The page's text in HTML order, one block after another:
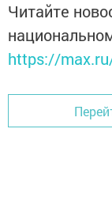
Читайте
https://